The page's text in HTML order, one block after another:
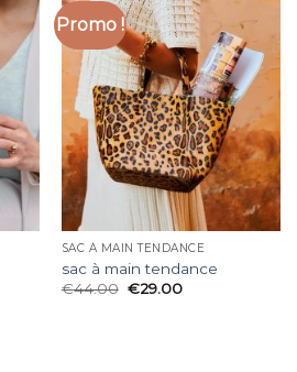
Promo !
SAC À MAIN TENDANCE
sac à main tendance
€44.00 €29.00